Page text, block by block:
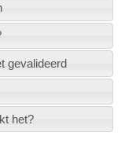
gevalideerd
het?